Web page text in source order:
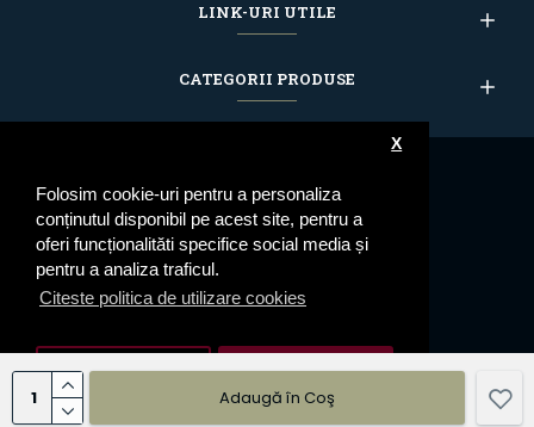
Folosim cookie-uri pentru a personaliza
conținutul disponibil pe acest site, pentru a
oferi funcționalităti specifice social media și
pentru a analiza traficul.
Citeste politica de utilizare cookies
X
Setari cookie De Acord
Adaugă în Coş
LINK-URI UTILE
CATEGORII PRODUSE
© 2023 Epoleti.ro - Toate drepturile rezervate